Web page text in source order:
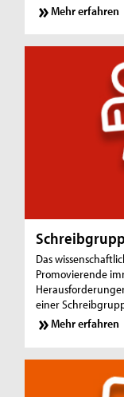
Mehr erfahren
Das
Promovierende
einer
Mehr erfahren